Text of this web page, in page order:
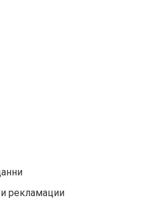
рекламации